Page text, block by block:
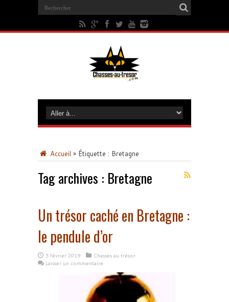
Accueil » Étiquette : Bretagne
Tag archives : Bretagne
Un trésor caché en Bretagne :
le pendule d’or
5 février 2019
Chasses au trésor
Laisser un commentaire